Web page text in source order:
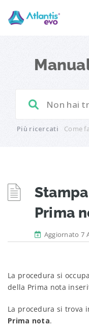
Più ricercati Come
Prima
Aggiornato 7
La procedura si
della Prima nota
La procedura si trova
Prima nota.